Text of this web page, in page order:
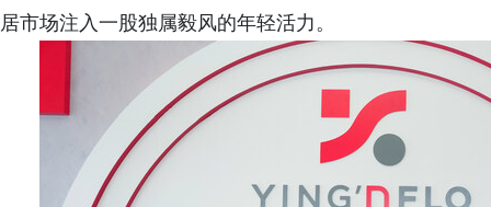
居市场注入一股独属毅风的年轻活力。